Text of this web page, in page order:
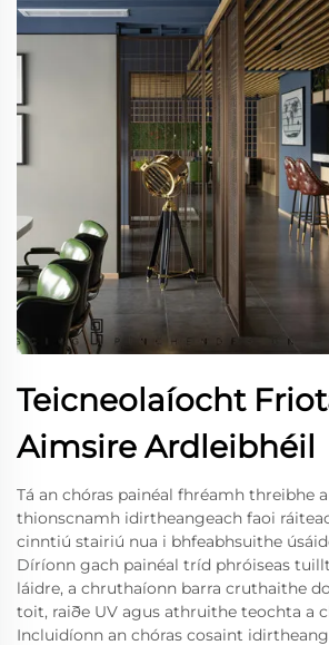
Teicneolaíocht
Aimsire Ardleibhéil
Tá an chóras painéal fhréamh threibhe
thionscnamh idirtheangeach faoi
cinntiú stairiú nua i bhfeabhsuithe
Díríonn gach painéal tríd phróiseas
láidre, a chruthaíonn barra cruthaithe
toit, raiðe UV agus athruithe teochta a
Incluidíonn an chóras cosaint